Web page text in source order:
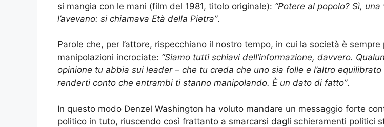
si mangia con le mani (film del 1981, titolo originale): “Potere al popolo? Sì, una
l’avevano: si chiamava Età della Pietra”.
Parole che, per l’attore, rispecchiano il nostro tempo, in cui la società è
manipolazioni incrociate: “Siamo tutti schiavi dell’informazione, davvero.
opinione tu abbia sui leader – che tu creda che uno sia folle e l’altro equilibrato
renderti conto che entrambi ti stanno manipolando. È un dato di fatto”.
In questo modo Denzel Washington ha voluto mandare un messaggio forte
politico in tuto, riuscendo così frattanto a smarcarsi dagli schieramenti politici